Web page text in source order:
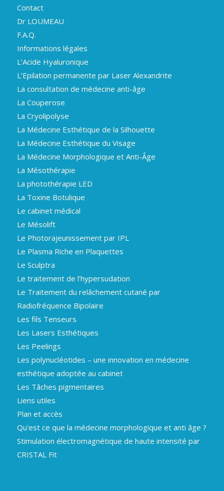
Contact
Dr LOUMEAU
F.A.Q.
Informations légales
L’Acide Hyaluronique
L’Epilation permanente par Laser Alexandrite
La consultation de médecine anti-âge
La Couperose
La Cryolipolyse
La Médecine Esthétique de la Silhouette
La Médecine Esthétique du Visage
La Médecine Morphologique et Anti-Âge
La Mésothérapie
La photothérapie LED
La Toxine Botulique
Le cabinet médical
Le Mésolift
Le Photorajeunissement par IPL
Le Plasma Riche en Plaquettes
Le Sculptra
Le traitement de l’hypersudation
Le Traitement du relâchement cutané par
Radiofréquence Bipolaire
Les fils Tenseurs
Les Lasers Esthétiques
Les Peelings
Les polynucléotides – une innovation en médecine
esthétique adoptée au cabinet
Les Tâches pigmentaires
Liens utiles
Plan et accès
Qu’est ce que la médecine morphologique et anti âge ?
Stimulation électromagnétique de haute intensité par
CRISTAL Fit